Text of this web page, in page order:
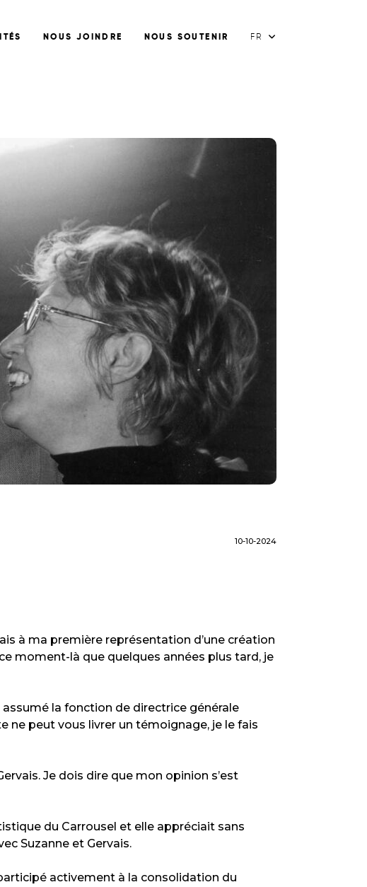
NOUS JOINDRE NOUS SOUTENIR FR
ES
10-10-2024
à ma première représentation d’une création
moment-là que quelques années plus tard, je
la fonction de directrice générale
ne peut vous livrer un témoignage, je le fais
Je dois dire que mon opinion s’est
du Carrousel et elle appréciait sans
Suzanne et Gervais.
activement à la consolidation du